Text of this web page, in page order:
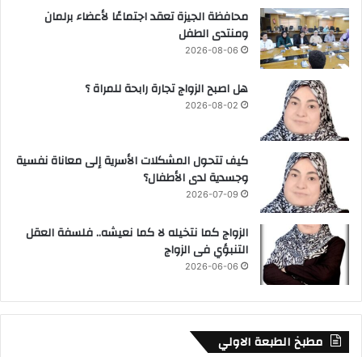
محافظة الجيزة تعقد اجتماعًا لأعضاء برلمان
ومنتدى الطفل
2026-08-06
هل اصبح الزواج تجارة رابحة للمراة ؟
2026-08-02
كيف تتحول المشكلات الأسرية إلى معاناة نفسية
وجسدية لدى الأطفال؟
2026-07-09
الزواج كما نتخيله لا كما نعيشه.. فلسفة العقل
التنبؤي فى الزواج
2026-06-06
مطبخ الطبعة الاولي